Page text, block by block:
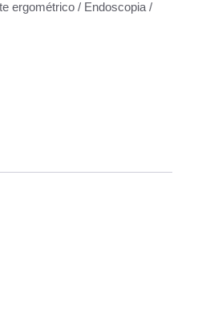
ergométrico / Endoscopia /